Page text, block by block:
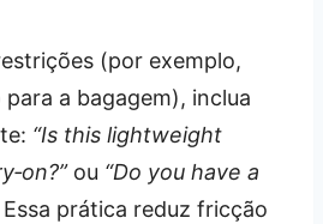
(por exemplo,
a bagagem), inclua
“Is this lightweight
ou “Do you have a
prática reduz fricção